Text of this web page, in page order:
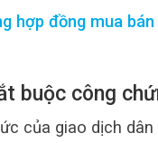
hợp đồng mua
buộc công
của giao dịch